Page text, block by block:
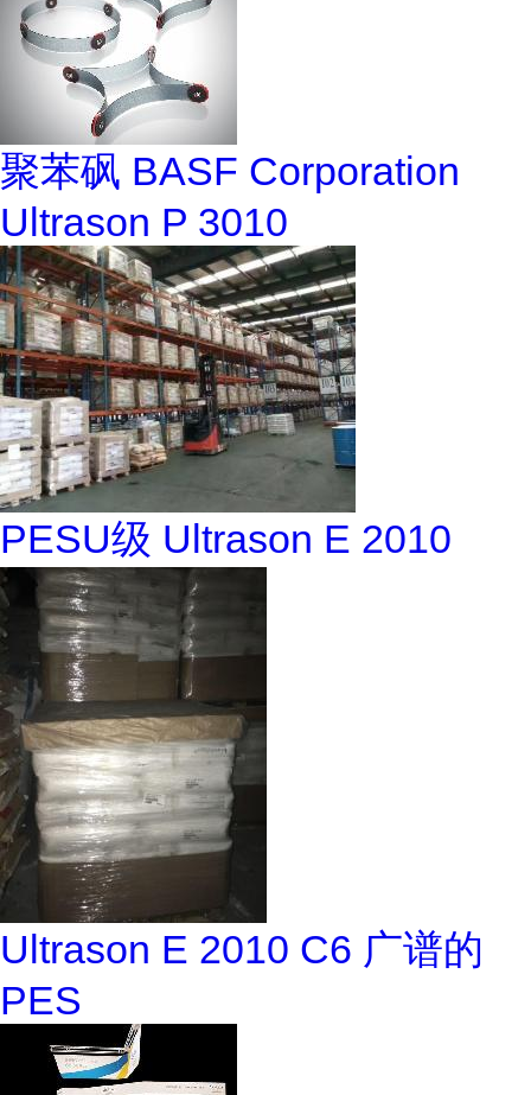
聚苯砜 BASF Corporation
Ultrason P 3010
PESU级 Ultrason E 2010
Ultrason E 2010 C6 广谱的
PES